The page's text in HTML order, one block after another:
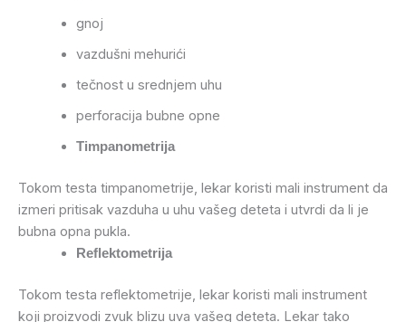
gnoj
vazdušni mehurići
tečnost u srednjem uhu
perforacija bubne opne
Timpanometrija
Tokom testa timpanometrije, lekar koristi mali instrument da
izmeri pritisak vazduha u uhu vašeg deteta i utvrdi da li je
bubna opna pukla.
Reflektometrija
Tokom testa reflektometrije, lekar koristi mali instrument
koji proizvodi zvuk blizu uva vašeg deteta. Lekar tako